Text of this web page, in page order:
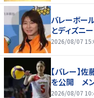
バレーボー
とディズニ
2026/08/07
【バレー】
を公開 メ
2026/08/07